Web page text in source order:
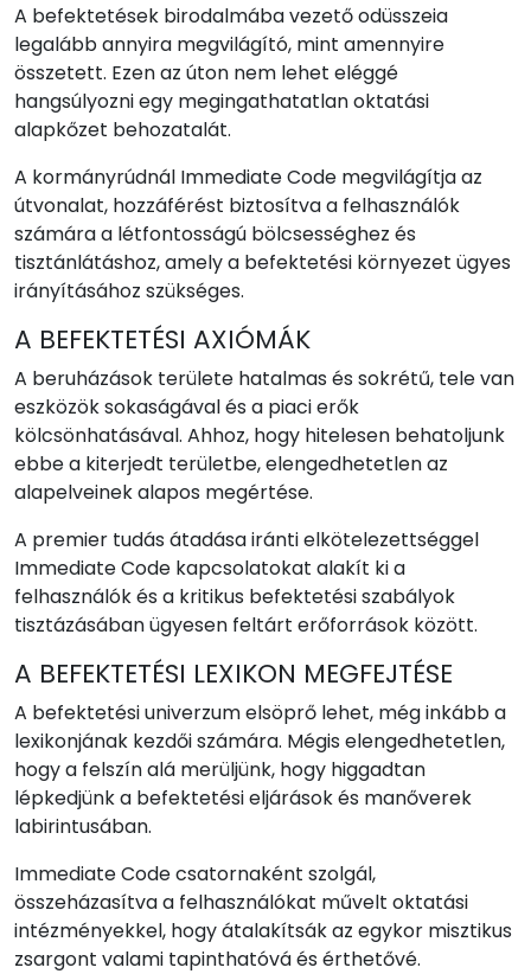
A befektetések birodalmába vezető odüsszeia
legalább annyira megvilágító, mint amennyire
összetett. Ezen az úton nem lehet eléggé
hangsúlyozni egy megingathatatlan oktatási
alapkőzet behozatalát.
A kormányrúdnál Immediate Code megvilágítja az
útvonalat, hozzáférést biztosítva a felhasználók
számára a létfontosságú bölcsességhez és
tisztánlátáshoz, amely a befektetési környezet ügyes
irányításához szükséges.
A BEFEKTETÉSI AXIÓMÁK
A beruházások területe hatalmas és sokrétű, tele van
eszközök sokaságával és a piaci erők
kölcsönhatásával. Ahhoz, hogy hitelesen behatoljunk
ebbe a kiterjedt területbe, elengedhetetlen az
alapelveinek alapos megértése.
A premier tudás átadása iránti elkötelezettséggel
Immediate Code kapcsolatokat alakít ki a
felhasználók és a kritikus befektetési szabályok
tisztázásában ügyesen feltárt erőforrások között.
A BEFEKTETÉSI LEXIKON MEGFEJTÉSE
A befektetési univerzum elsöprő lehet, még inkább a
lexikonjának kezdői számára. Mégis elengedhetetlen,
hogy a felszín alá merüljünk, hogy higgadtan
lépkedjünk a befektetési eljárások és manőverek
labirintusában.
Immediate Code csatornaként szolgál,
összeházasítva a felhasználókat művelt oktatási
intézményekkel, hogy átalakítsák az egykor misztikus
zsargont valami tapinthatóvá és érthetővé.